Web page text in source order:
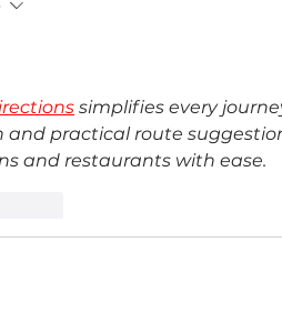
la
simplifies every
practical route
and restaurants with ease.